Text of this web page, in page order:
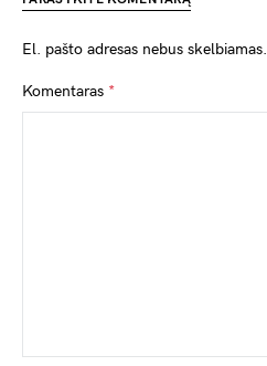
El. pašto adresas nebus skelbiamas.
Komentaras *